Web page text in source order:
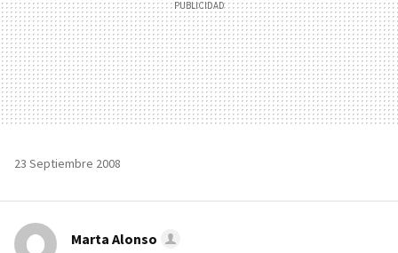
23 Septiembre 2008
Marta Alonso